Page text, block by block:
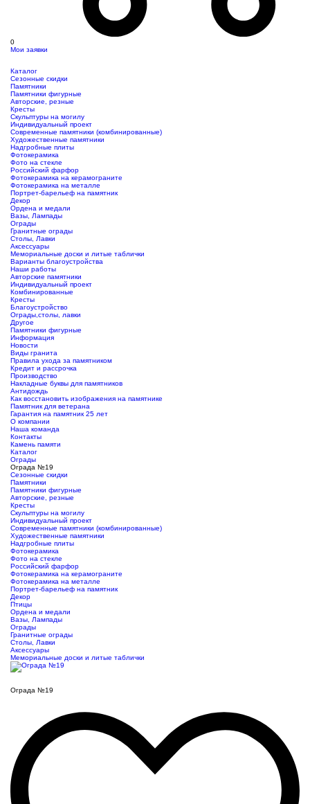
0
Мои заявки
Каталог
Сезонные скидки
Памятники
Памятники фигурные
Авторские, резные
Кресты
Скульптуры на могилу
Индивидуальный проект
Современные памятники (комбинированные)
Художественные памятники
Надгробные плиты
Фотокерамика
Фото на стекле
Российский фарфор
Фотокерамика на керамограните
Фотокерамика на металле
Портрет-барельеф на памятник
Декор
Ордена и медали
Вазы, Лампады
Ограды
Гранитные ограды
Столы, Лавки
Аксессуары
Мемориальные доски и литые таблички
Варианты благоустройства
Наши работы
Авторские памятники
Индивидуальный проект
Комбинированные
Кресты
Благоустройство
Ограды,столы, лавки
Другое
Памятники фигурные
Информация
Новости
Виды гранита
Правила ухода за памятником
Кредит и рассрочка
Производство
Накладные буквы для памятников
Антидождь
Как восстановить изображения на памятнике
Памятник для ветерана
Гарантия на памятник 25 лет
О компании
Наша команда
Контакты
Камень памяти
Каталог
Ограды
Ограда №19
Сезонные скидки
Памятники
Памятники фигурные
Авторские, резные
Кресты
Скульптуры на могилу
Индивидуальный проект
Современные памятники (комбинированные)
Художественные памятники
Надгробные плиты
Фотокерамика
Фото на стекле
Российский фарфор
Фотокерамика на керамограните
Фотокерамика на металле
Портрет-барельеф на памятник
Декор
Птицы
Ордена и медали
Вазы, Лампады
Ограды
Гранитные ограды
Столы, Лавки
Аксессуары
Мемориальные доски и литые таблички
Ограда №19